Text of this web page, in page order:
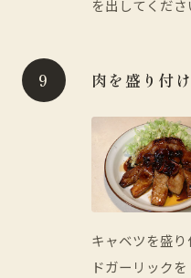
を出してくださ
肉を盛り付
キャベツを盛
ドガーリック